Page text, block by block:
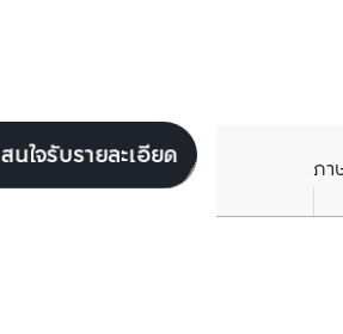
ภา
สนใจรับรายละเอียด